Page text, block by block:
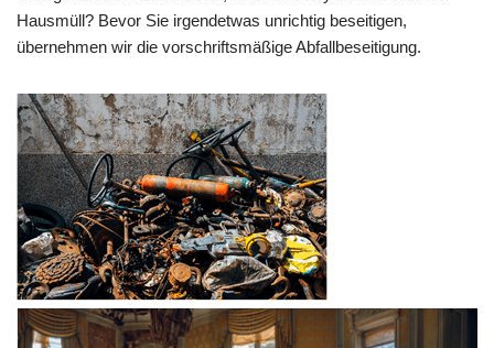
Hausmüll? Bevor Sie irgendetwas unrichtig beseitigen,
übernehmen wir die vorschriftsmäßige Abfallbeseitigung.